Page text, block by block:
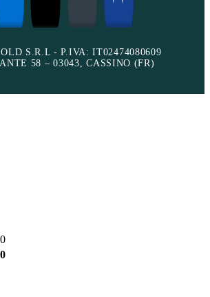
S.R.L - P.IVA: IT02474080609
58 – 03043, CASSINO (FR)